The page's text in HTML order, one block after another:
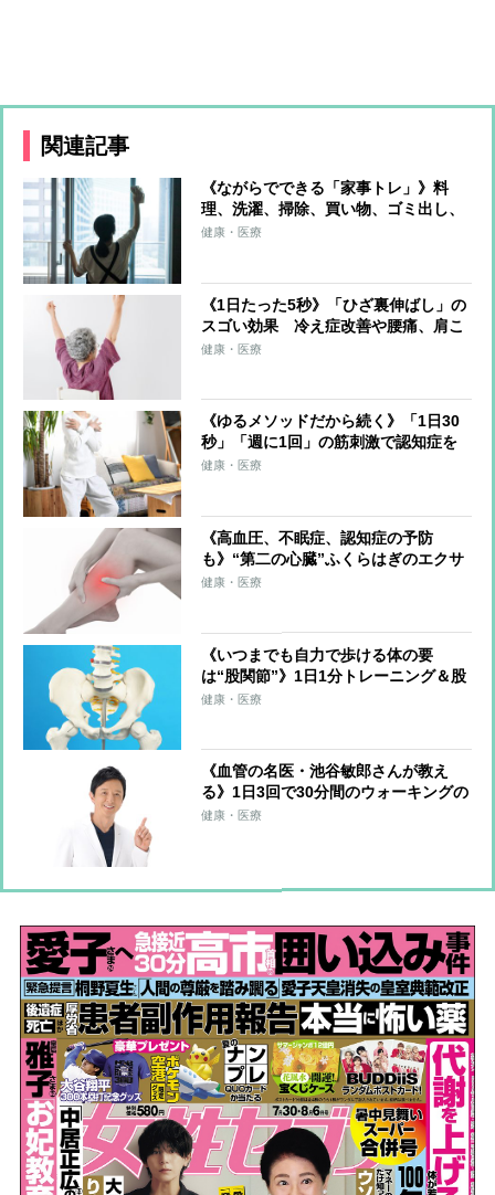
関連記事
《ながらでできる「家事トレ」》料
理、洗濯、掃除、買い物、ゴミ出し、
水やり…すべてをエクササイズに！ト
健康・医療
《1日たった5秒》「ひざ裏伸ばし」の
スゴい効果 冷え症改善や腰痛、肩こ
り、片頭痛の軽減も
健康・医療
《ゆるメソッドだから続く》「1日30
秒」「週に1回」の筋刺激で認知症を
予防する「30秒スクワット」
健康・医療
《高血圧、不眠症、認知症の予防
も》“第二の心臓”ふくらはぎのエクサ
サイズを医師が伝授！血流改善、筋肉
健康・医療
《いつまでも自力で歩ける体の要
は“股関節”》1日1分トレーニング＆股
関節のズレを防ぐ習慣を医師らが解説
健康・医療
《血管の名医・池谷敏郎さんが教え
る》1日3回で30分間のウォーキングの
運動量に匹敵！血圧改善につながる
健康・医療